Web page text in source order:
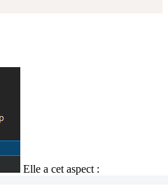
Elle a cet aspect :